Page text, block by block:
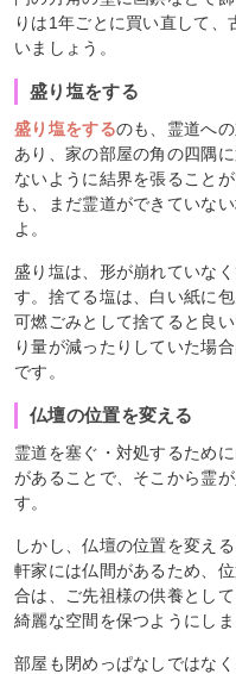
りは1年ごとに買い直して
いましょう。
盛り塩をする
盛り塩をするのも、霊道へ
あり、家の部屋の角の四隅
ないように結界を張ること
も、まだ霊道ができていな
よ。
盛り塩は、形が崩れていな
す。捨てる塩は、白い紙に
可燃ごみとして捨てると良
り量が減ったりしていた場
です。
仏壇の位置を変える
霊道を塞ぐ・対処するため
があることで、そこから霊
す。
しかし、仏壇の位置を変え
軒家には仏間があるため、
合は、ご先祖様の供養とし
綺麗な空間を保つようにしま
部屋も閉めっぱなしではな